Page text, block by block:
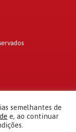
semelhantes de
e, ao continuar